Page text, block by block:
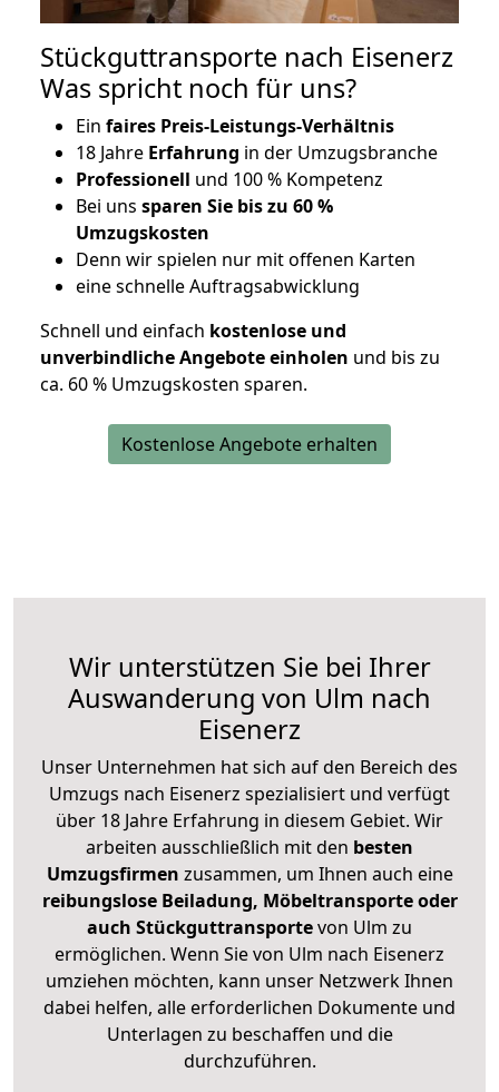
Stückguttransporte nach Eisenerz
Was spricht noch für uns?
Ein faires Preis-Leistungs-Verhältnis
18 Jahre Erfahrung in der Umzugsbranche
Professionell und 100 % Kompetenz
Bei uns sparen Sie bis zu 60 %
Umzugskosten
Denn wir spielen nur mit offenen Karten
eine schnelle Auftragsabwicklung
Schnell und einfach kostenlose und
unverbindliche Angebote einholen und bis zu
ca. 60 % Umzugskosten sparen.
Kostenlose Angebote erhalten
Wir unterstützen Sie bei Ihrer
Auswanderung von Ulm nach
Eisenerz
Unser Unternehmen hat sich auf den Bereich des
Umzugs nach Eisenerz spezialisiert und verfügt
über 18 Jahre Erfahrung in diesem Gebiet. Wir
arbeiten ausschließlich mit den besten
Umzugsfirmen zusammen, um Ihnen auch eine
reibungslose Beiladung, Möbeltransporte oder
auch Stückguttransportevon Ulm zu
ermöglichen. Wenn Sie von Ulm nach Eisenerz
umziehen möchten, kann unser Netzwerk Ihnen
dabei helfen, alle erforderlichen Dokumente und
Unterlagen zu beschaffen und die
durchzuführen.